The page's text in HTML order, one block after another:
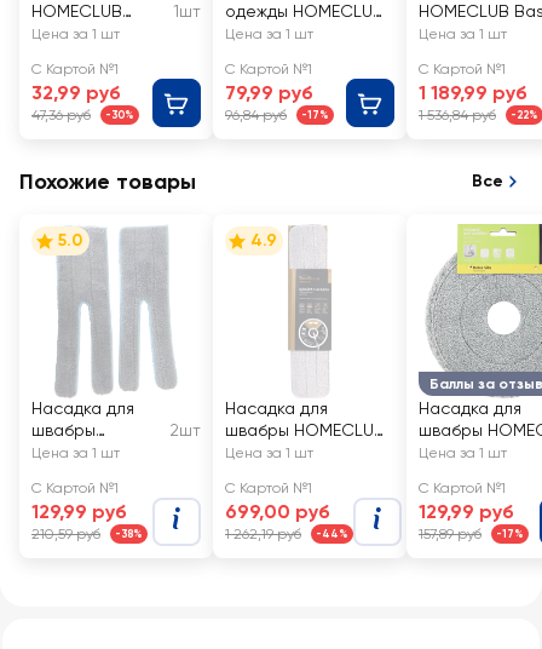
HOMECLUB
30x30см анти
ворсом,
микрофибра,
Арт. 9128
1шт
Цена за 1 шт
С Картой №1
32,99 руб
47,36 руб -30%
одежды HOMECLUB
Люкс 45 слоев Арт.
Цена за 1 шт
С Картой №1
79,99 руб
96,84 руб -17%
HOMECLUB
18м Арт. Н-1118
Цена за 1 шт
С Картой №1
1 189,99 руб
1 536,84 руб -22%
Похожие товары Все
5.0
Насадка для
швабры
HOMECLUB
механизмом
отжима, 38x11см
Арт. sm098-A
2шт
Цена за 1 шт
С Картой №1
129,99 руб
210,59 руб -38%
4.9
Насадка для
швабры HOMECLUB
Click 49х9см,
алюминий
Цена за 1 шт
С Картой №1
699,00 руб
1 262,19 руб -44%
Баллы за отзыв
Насадка для
швабры
Alba, Арт.
Цена за 1 шт
С Картой №1
129,99 руб
157,89 руб -17%